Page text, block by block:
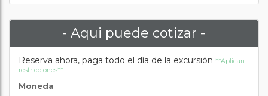
- Aqui puede cotizar -
Reserva ahora, paga todo el día de la excursión **Aplican
restricciones**
Moneda